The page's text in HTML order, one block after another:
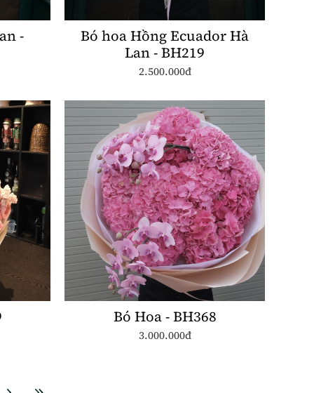
-
Bó hoa Hồng Ecuador Hà
Lan - BH219
2.500.000đ
Bó Hoa - BH368
3.000.000đ